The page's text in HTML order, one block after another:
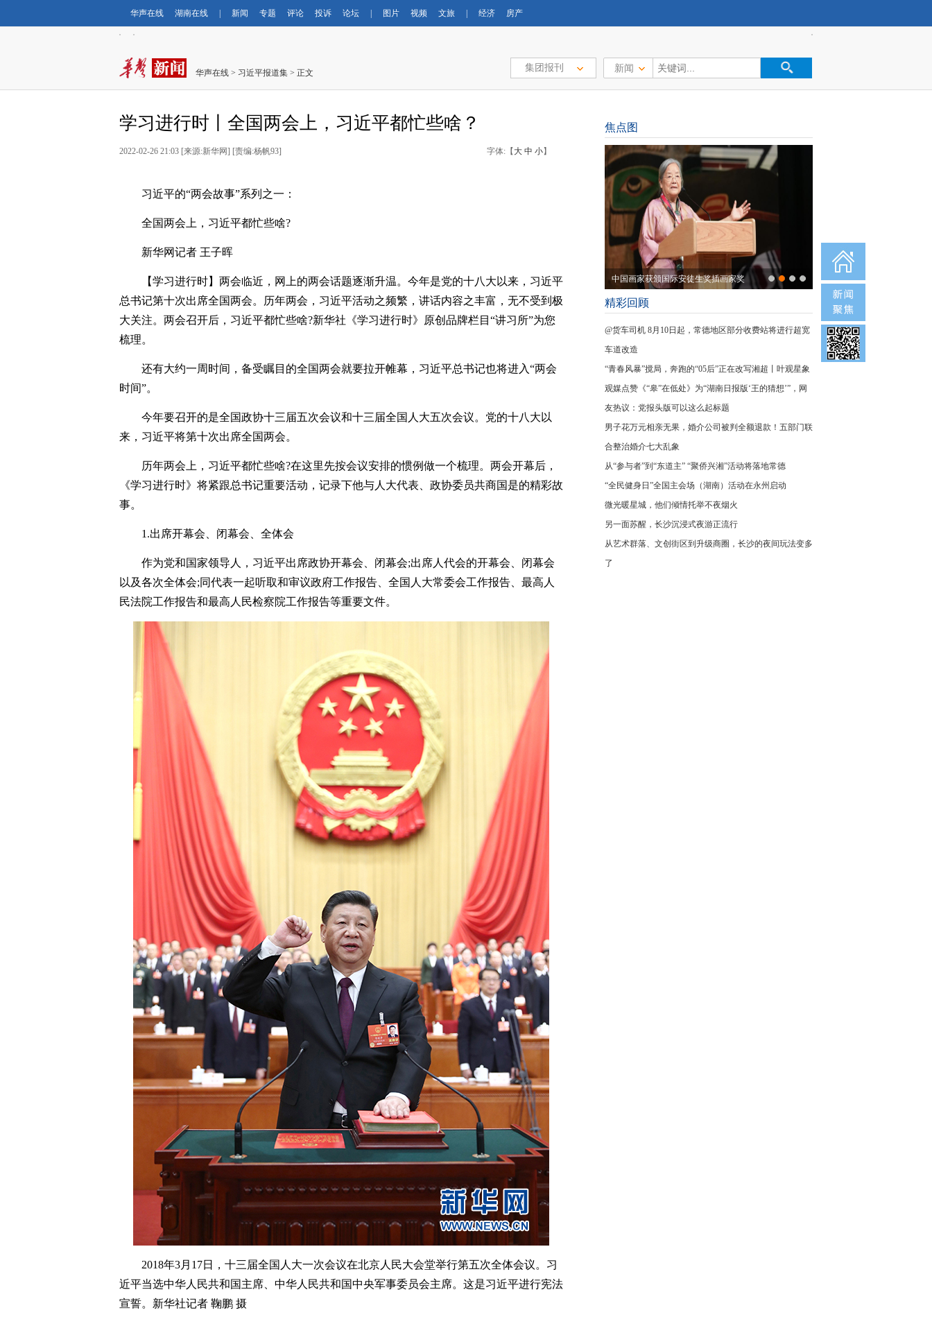
华声在线 湖南在线 新闻 专题 评论 投诉 论坛 图片 视频 文旅 经济 房产
华声在线 > 习近平报道集 > 正文 新闻
集团报刊
学习进行时丨全国两会上，习近平都忙些啥？
2022-02-26 21:03 [来源:新华网] [责编:杨帆93] 字体:【 大 中 小】
习近平的“两会故事”系列之一：
全国两会上，习近平都忙些啥?
新华网记者 王子晖
【学习进行时】两会临近，网上的两会话题逐渐升温。今年是党的十八大以来，习近平
总书记第十次出席全国两会。历年两会，习近平活动之频繁，讲话内容之丰富，无不受到极
大关注。两会召开后，习近平都忙些啥?新华社《学习进行时》原创品牌栏目“讲习所”为您
梳理。
还有大约一周时间，备受瞩目的全国两会就要拉开帷幕，习近平总书记也将进入“两会
时间”。
今年要召开的是全国政协十三届五次会议和十三届全国人大五次会议。党的十八大以
来，习近平将第十次出席全国两会。
历年两会上，习近平都忙些啥?在这里先按会议安排的惯例做一个梳理。两会开幕后，
《学习进行时》将紧跟总书记重要活动，记录下他与人大代表、政协委员共商国是的精彩故
事。
1.出席开幕会、闭幕会、全体会
作为党和国家领导人，习近平出席政协开幕会、闭幕会;出席人代会的开幕会、闭幕会
以及各次全体会;同代表一起听取和审议政府工作报告、全国人大常委会工作报告、最高人
民法院工作报告和最高人民检察院工作报告等重要文件。
2018年3月17日，十三届全国人大一次会议在北京人民大会堂举行第五次全体会议。习
近平当选中华人民共和国主席、中华人民共和国中央军事委员会主席。这是习近平进行宪法
宣誓。新华社记者 鞠鹏 摄
焦点图
中国画家获颁国际安徒生奖插画家奖
精彩回顾
@货车司机 8月10日起，常德地区部分收费站将进行超宽
车道改造
“青春风暴”搅局，奔跑的“05后”正在改写湘超丨叶观星象
观媒点赞《“皋”在低处》为“湖南日报版‘王的猜想’”，网
友热议：党报头版可以这么起标题
男子花万元相亲无果，婚介公司被判全额退款！五部门联
合整治婚介七大乱象
从“参与者”到“东道主” “聚侨兴湘”活动将落地常德
“全民健身日”全国主会场（湖南）活动在永州启动
微光暖星城，他们倾情托举不夜烟火
另一面苏醒，长沙沉浸式夜游正流行
从艺术群落、文创街区到升级商圈，长沙的夜间玩法变多
了